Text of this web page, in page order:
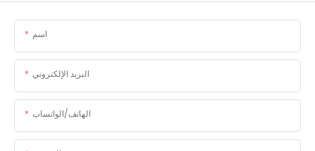
اسم
البريد الإلكتروني
الهاتف/الواتساب